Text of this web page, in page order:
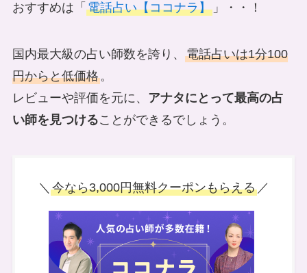
おすすめは「 電話占い【ココナラ】」・・！
国内最大級の占い師数を誇り、 電話占いは1分100
円からと低価格。
レビューや評価を元に、 アナタにとって最高の占
い師を見つけることができるでしょう。
＼ 今なら3,000円無料クーポンもらえる／